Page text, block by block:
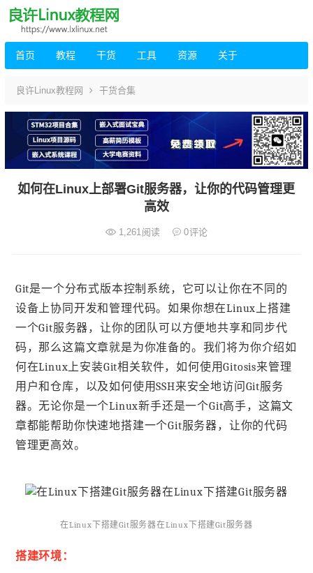
首页 教程 干货 工具 资源 关于
良许Linux教程网 干货合集
如何在Linux上部署Git服务器，让你的代码管理更
高效
1,261 阅读 0评论
Git是一个分布式版本控制系统，它可以让你在不同的
设备上协同开发和管理代码。如果你想在Linux上搭建
一个Git服务器，让你的团队可以方便地共享和同步代
码，那么这篇文章就是为你准备的。我们将为你介绍如
何在Linux上安装Git相关软件，如何使用Gitosis来管理
用户和仓库，以及如何使用SSH来安全地访问Git服务
器。无论你是一个Linux新手还是一个Git高手，这篇文
章都能帮助你快速地搭建一个Git服务器，让你的代码
管理更高效。
在Linux下搭建Git服务器在Linux下搭建Git服务器
搭建环境：